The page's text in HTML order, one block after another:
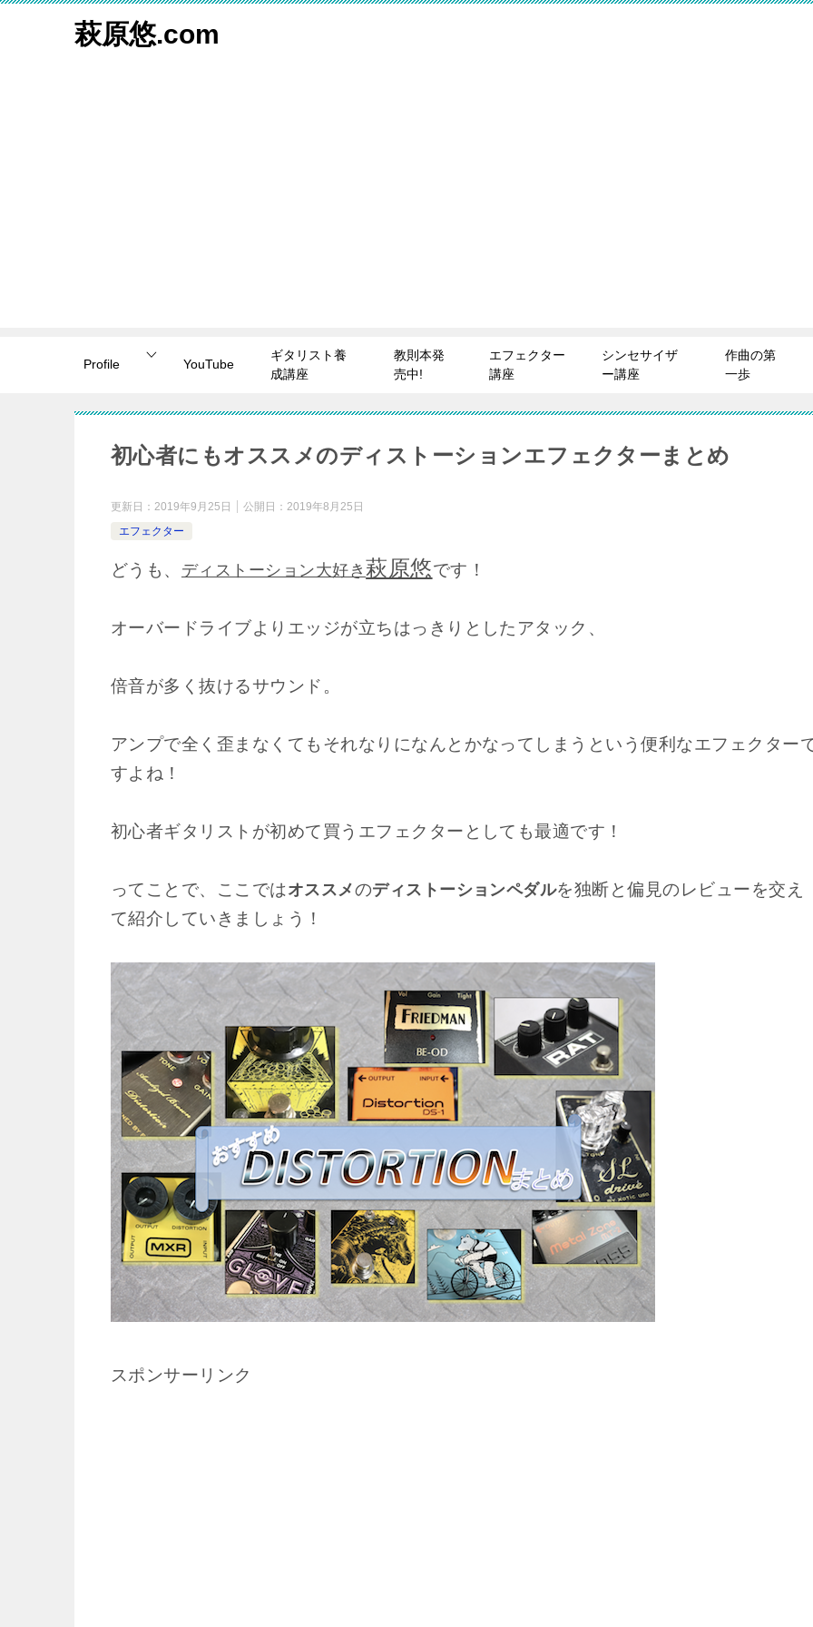
萩原悠.com
Profile YouTube
ギタリスト養
成講座
教則本発
売中!
エフェクター
講座
シンセサイザ
ー講座
作曲の第
一歩
初心者にもオススメのディストーションエフェクターまとめ
更新日： 2019年9月25日 公開日： 2019年8月25日
エフェクター
どうも、 ディストーション大好き 萩原悠です！
オーバードライブよりエッジが立ちはっきりとしたアタック、
倍音が多く抜けるサウンド。
アンプで全く歪まなくてもそれなりになんとかなってしまうという便利なエフェクター
すよね！
初心者ギタリストが初めて買うエフェクターとしても最適です！
ってことで、ここでは オススメのディストーションペダルを独断と偏見のレビューを交え
て紹介していきましょう！
スポンサーリンク